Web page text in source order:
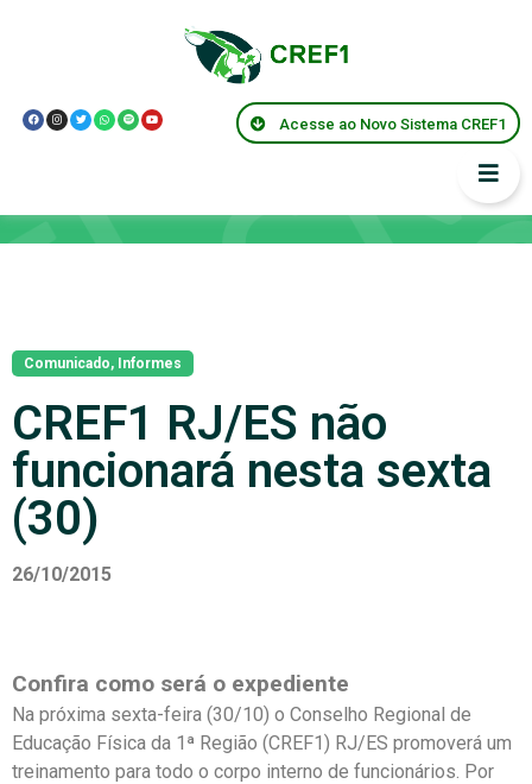
Acesse ao Novo Sistema CREF1
Comunicado, Informes
CREF1 RJ/ES não
funcionará nesta sexta
(30)
26/10/2015
Confira como será o expediente
Na próxima sexta-feira (30/10) o Conselho Regional de
Educação Física da 1ª Região (CREF1) RJ/ES promoverá um
treinamento para todo o corpo interno de funcionários. Por